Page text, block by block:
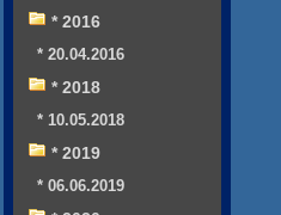
* 2016
* 20.04.2016
* 2018
* 10.05.2018
* 2019
* 06.06.2019